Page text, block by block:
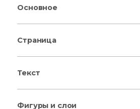
Основное
Страница
Текст
Фигуры и слои